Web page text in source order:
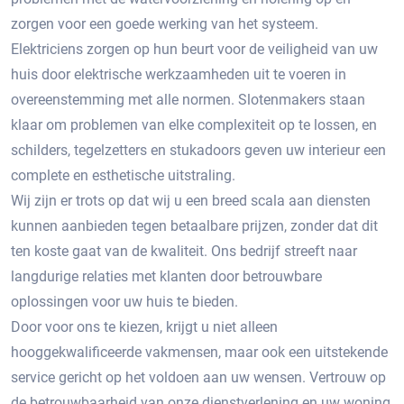
zorgen voor een goede werking van het systeem.
Elektriciens zorgen op hun beurt voor de veiligheid van uw
huis door elektrische werkzaamheden uit te voeren in
overeenstemming met alle normen. Slotenmakers staan ​​
klaar om problemen van elke complexiteit op te lossen, en
schilders, tegelzetters en stukadoors geven uw interieur een
complete en esthetische uitstraling.
Wij zijn er trots op dat wij u een breed scala aan diensten
kunnen aanbieden tegen betaalbare prijzen, zonder dat dit
ten koste gaat van de kwaliteit. Ons bedrijf streeft naar
langdurige relaties met klanten door betrouwbare
oplossingen voor uw huis te bieden.
Door voor ons te kiezen, krijgt u niet alleen
hooggekwalificeerde vakmensen, maar ook een uitstekende
service gericht op het voldoen aan uw wensen. Vertrouw op